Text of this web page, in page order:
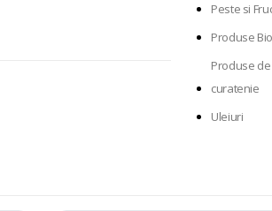
Peste si
Produse
Produse
curatenie
Uleiuri